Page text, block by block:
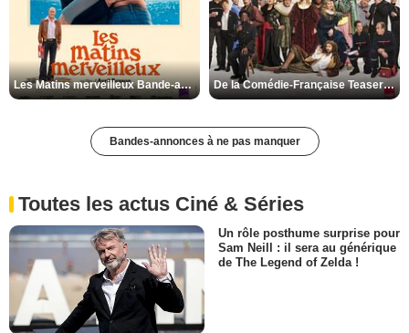
Les Matins merveilleux Bande-annonce VF De la Comédie-Française Teaser VF
Bandes-annonces à ne pas manquer
Toutes les actus Ciné & Séries
Un rôle posthume surprise pour
Sam Neill : il sera au générique
de The Legend of Zelda !